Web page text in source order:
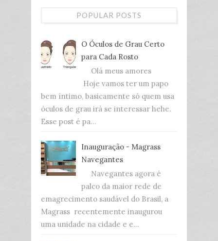
POPULAR POSTS
O Óculos de Grau Certo
para Cada Rosto
Olá meus amores
Hoje vamos ter um papo
bem íntimo, basicamente só quem usa
óculos de grau irá se interessar hehe.
Esse post é pa...
Inauguração - Magrass
Navegantes
Navegantes agora é
palco da maior rede de
emagrecimento saudável do Brasil, a
Magrass recentemente inaugurou
uma unidade na cidade e e...